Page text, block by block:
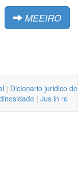
MEEIRO
| Dicionario juridico de
| Jus in re